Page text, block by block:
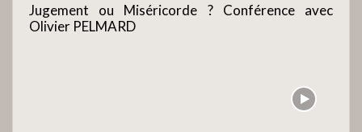
Jugement ou Miséricorde ? Conférence avec
Olivier PELMARD